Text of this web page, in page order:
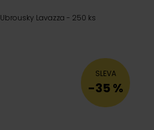
Ubrousky Lavazza - 250 ks
SLEVA
-35 %